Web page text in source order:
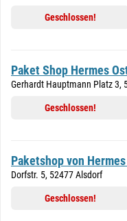
Geschlossen!
Paket Shop Hermes
Gerhardt Hauptmann Platz 3,
Geschlossen!
Paketshop von
Dorfstr. 5, 52477 Alsdorf
Geschlossen!